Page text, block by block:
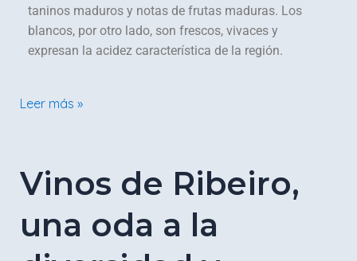
taninos maduros y notas de frutas maduras. Los
blancos, por otro lado, son frescos, vivaces y
expresan la acidez característica de la región.
Leer más »
Vinos de Ribeiro,
una oda a la
Vinos
de
una
oda